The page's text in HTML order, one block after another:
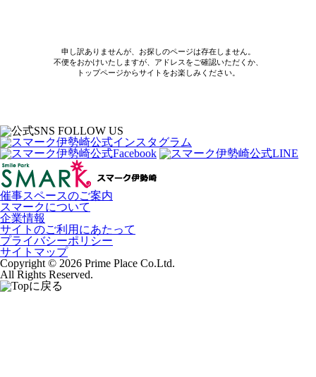
申し訳ありませんが、お探しのページは存在しません。
不便をおかけいたしますが、アドレスをご確認いただくか、
トップページからサイトをお楽しみください。
催事スペースのご案内
スマークについて
企業情報
サイトのご利用にあたって
プライバシーポリシー
サイトマップ
Copyright © 2026 Prime Place Co.Ltd.
All Rights Reserved.